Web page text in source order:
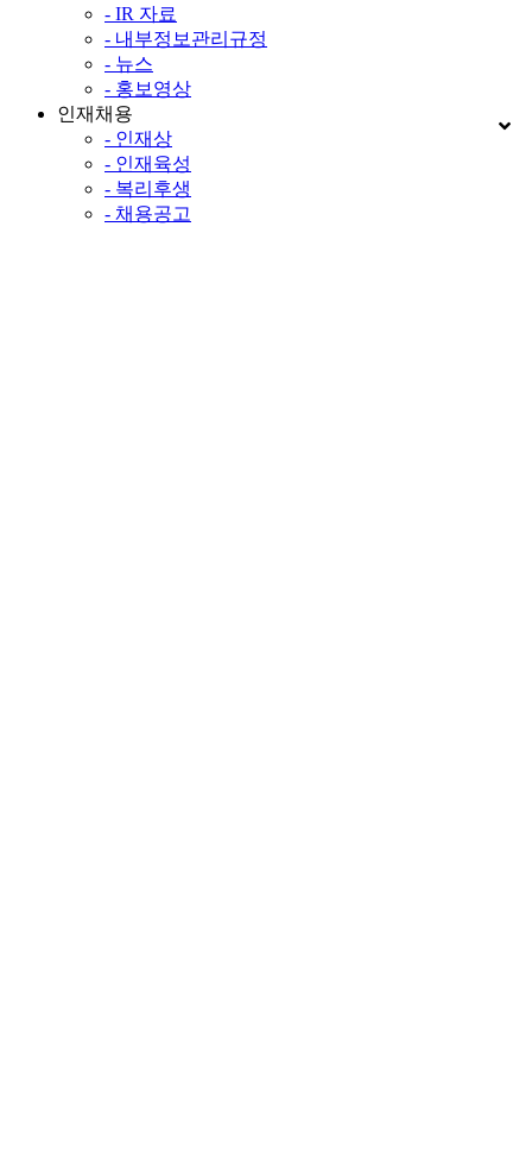
- IR 자료
- 내부정보관리규정
- 뉴스
- 홍보영상
인재채용
- 인재상
- 인재육성
- 복리후생
- 채용공고